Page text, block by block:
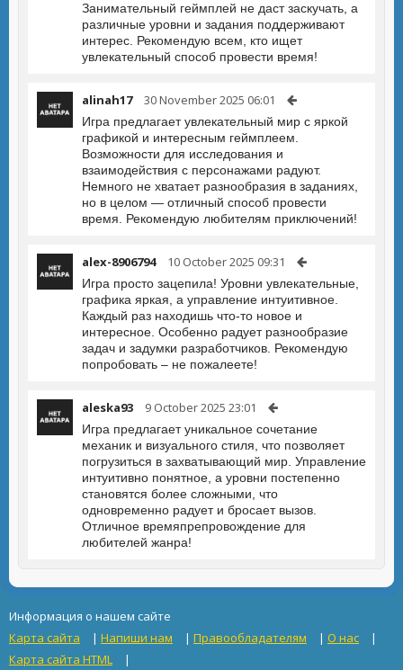
Занимательный геймплей не даст заскучать, а
различные уровни и задания поддерживают
интерес. Рекомендую всем, кто ищет
увлекательный способ провести время!
alinah17 30 November 2025 06:01
Игра предлагает увлекательный мир с яркой
графикой и интересным геймплеем.
Возможности для исследования и
взаимодействия с персонажами радуют.
Немного не хватает разнообразия в заданиях,
но в целом — отличный способ провести
время. Рекомендую любителям приключений!
alex-8906794 10 October 2025 09:31
Игра просто зацепила! Уровни увлекательные,
графика яркая, а управление интуитивное.
Каждый раз находишь что-то новое и
интересное. Особенно радует разнообразие
задач и задумки разработчиков. Рекомендую
попробовать – не пожалеете!
aleska93 9 October 2025 23:01
Игра предлагает уникальное сочетание
механик и визуального стиля, что позволяет
погрузиться в захватывающий мир. Управление
интуитивно понятное, а уровни постепенно
становятся более сложными, что
одновременно радует и бросает вызов.
Отличное времяпрепровождение для
любителей жанра!
Информация о нашем сайте
Карта сайта
| Напиши нам | Правообладателям | О нас
|
Карта сайта HTML
|